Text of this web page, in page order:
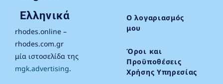
Ελληνικά
rhodes.online –
rhodes.com.gr
μία ιστοσελίδα της
mgk.advertising.
Ο λογαριασμός
μου
Όροι και
Προϋποθέσεις
Χρήσης Υπηρεσίας